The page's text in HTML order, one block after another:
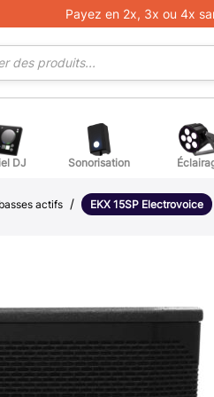
Payez en 2x, 3x ou 4x
voix
détachées pour guitares et
DJ
DJ
Sonorisation
actifs / EKX 15SP Electrovoice